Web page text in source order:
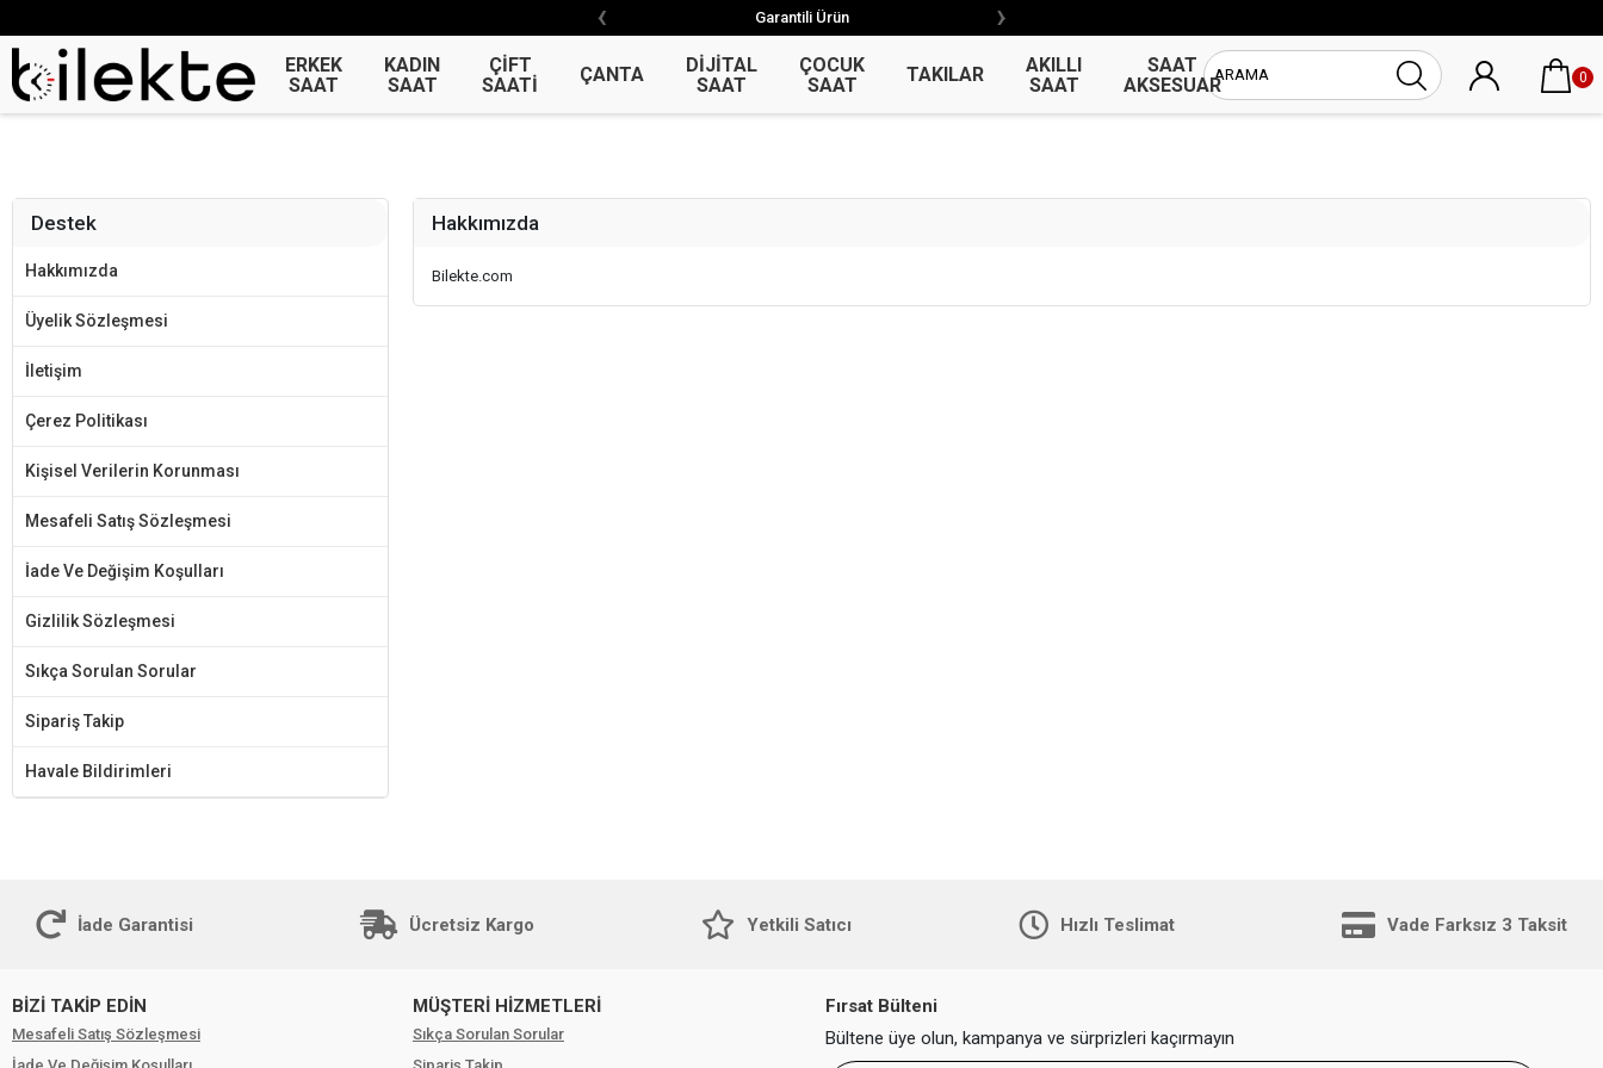
Garantili Ürün
‹ ›
ERKEK
SAAT
KADIN
SAAT
ÇİFT
SAATİ
ÇANTA
DİJİTAL
SAAT
ÇOCUK
SAAT
TAKILAR
AKILLI
SAAT
SAAT
AKSESUAR
UNİSEX
0
Garantili Ürün
‹ ›
Destek
Hakkımızda
Üyelik Sözleşmesi
İletişim
Çerez Politikası
Kişisel Verilerin Korunması
Mesafeli Satış Sözleşmesi
İade Ve Değişim Koşulları
Gizlilik Sözleşmesi
Sıkça Sorulan Sorular
Sipariş Takip
Havale Bildirimleri
Hakkımızda
Bilekte.com
İade Garantisi Ücretsiz Kargo Yetkili Satıcı Hızlı Teslimat Vade Farksız 3 Taksit
BİZİ TAKİP EDİN
Mesafeli Satış Sözleşmesi
MÜŞTERİ HİZMETLERİ
Sıkça Sorulan Sorular
Fırsat Bülteni
Bültene üye olun, kampanya ve sürprizleri kaçırmayın